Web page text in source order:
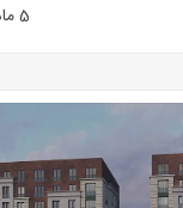
5 ماه قبل